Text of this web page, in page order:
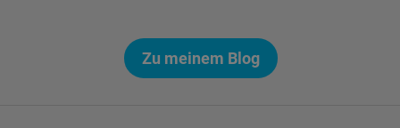
Zu meinem Blog